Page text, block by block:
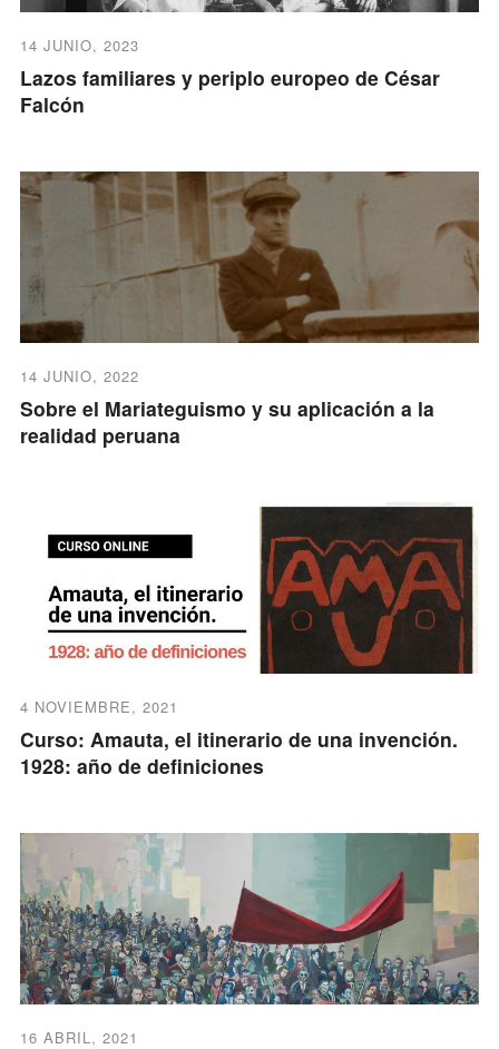
14 JUNIO, 2023
Lazos familiares y periplo europeo de César
Falcón
14 JUNIO, 2022
Sobre el Mariateguismo y su aplicación a la
realidad peruana
4 NOVIEMBRE, 2021
Curso: Amauta, el itinerario de una invención.
1928: año de definiciones
16 ABRIL, 2021